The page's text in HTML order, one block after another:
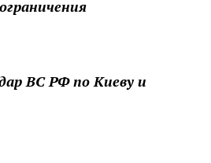
ВС РФ по Киеву и